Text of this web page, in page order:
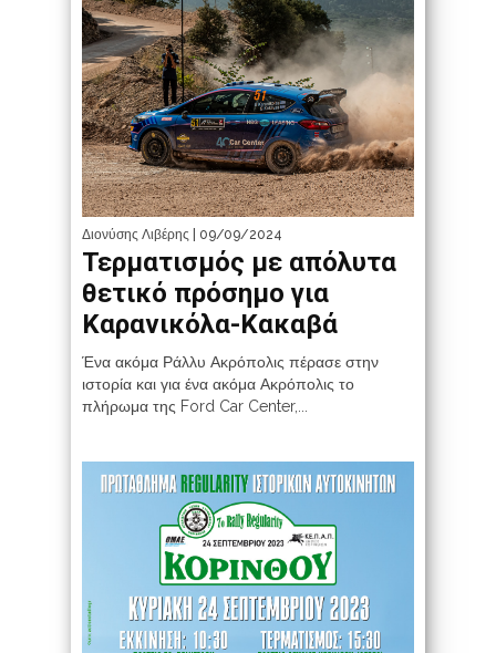
Διονύσης Λιβέρης | 09/09/2024
Τερματισμός με απόλυτα
θετικό πρόσημο για
Καρανικόλα-Κακαβά
Ένα ακόμα Ράλλυ Ακρόπολις πέρασε στην
ιστορία και για ένα ακόμα Ακρόπολις το
πλήρωμα της Ford Car Center,...